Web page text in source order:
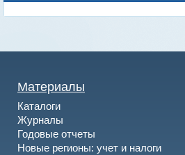
Материалы
Каталоги
Журналы
Годовые отчеты
Новые регионы: учет и налоги